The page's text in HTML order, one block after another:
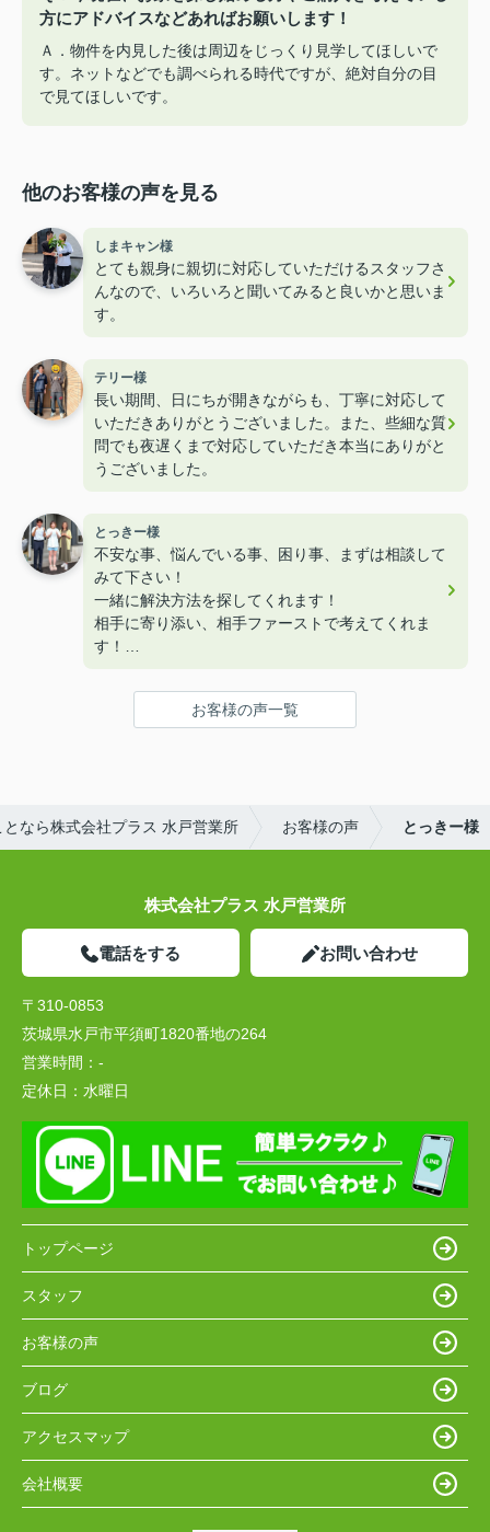
方にアドバイスなどあればお願いします！
Ａ．物件を内見した後は周辺をじっくり見学してほしいで
す。ネットなどでも調べられる時代ですが、絶対自分の目
で見てほしいです。
他のお客様の声を見る
しまキャン様
とても親身に親切に対応していただけるスタッフさ
んなので、いろいろと聞いてみると良いかと思いま
す。
テリー様
長い期間、日にちが開きながらも、丁寧に対応して
いただきありがとうございました。また、些細な質
問でも夜遅くまで対応していただき本当にありがと
うございました。
とっきー様
不安な事、悩んでいる事、困り事、まずは相談して
みて下さい！
一緒に解決方法を探してくれます！
相手に寄り添い、相手ファーストで考えてくれま
す！
がおすすめです！
お客様の声一覧
なら株式会社プラス 水戸営業所 お客様の声 とっきー様
株式会社プラス 水戸営業所
電話をする お問い合わせ
〒310-0853
茨城県水戸市平須町1820番地の264
営業時間： -
定休日： 水曜日
トップページ
スタッフ
お客様の声
ブログ
アクセスマップ
会社概要